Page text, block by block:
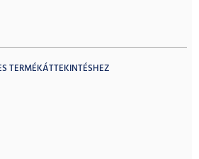
TERMÉKÁTTEKINTÉSHEZ